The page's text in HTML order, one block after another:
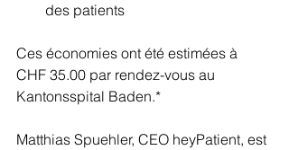
des patients
Ces économies ont été estimées à
CHF 35.00 par rendez-vous au
Kantonsspital Baden.*
Matthias Spuehler, CEO heyPatient, est